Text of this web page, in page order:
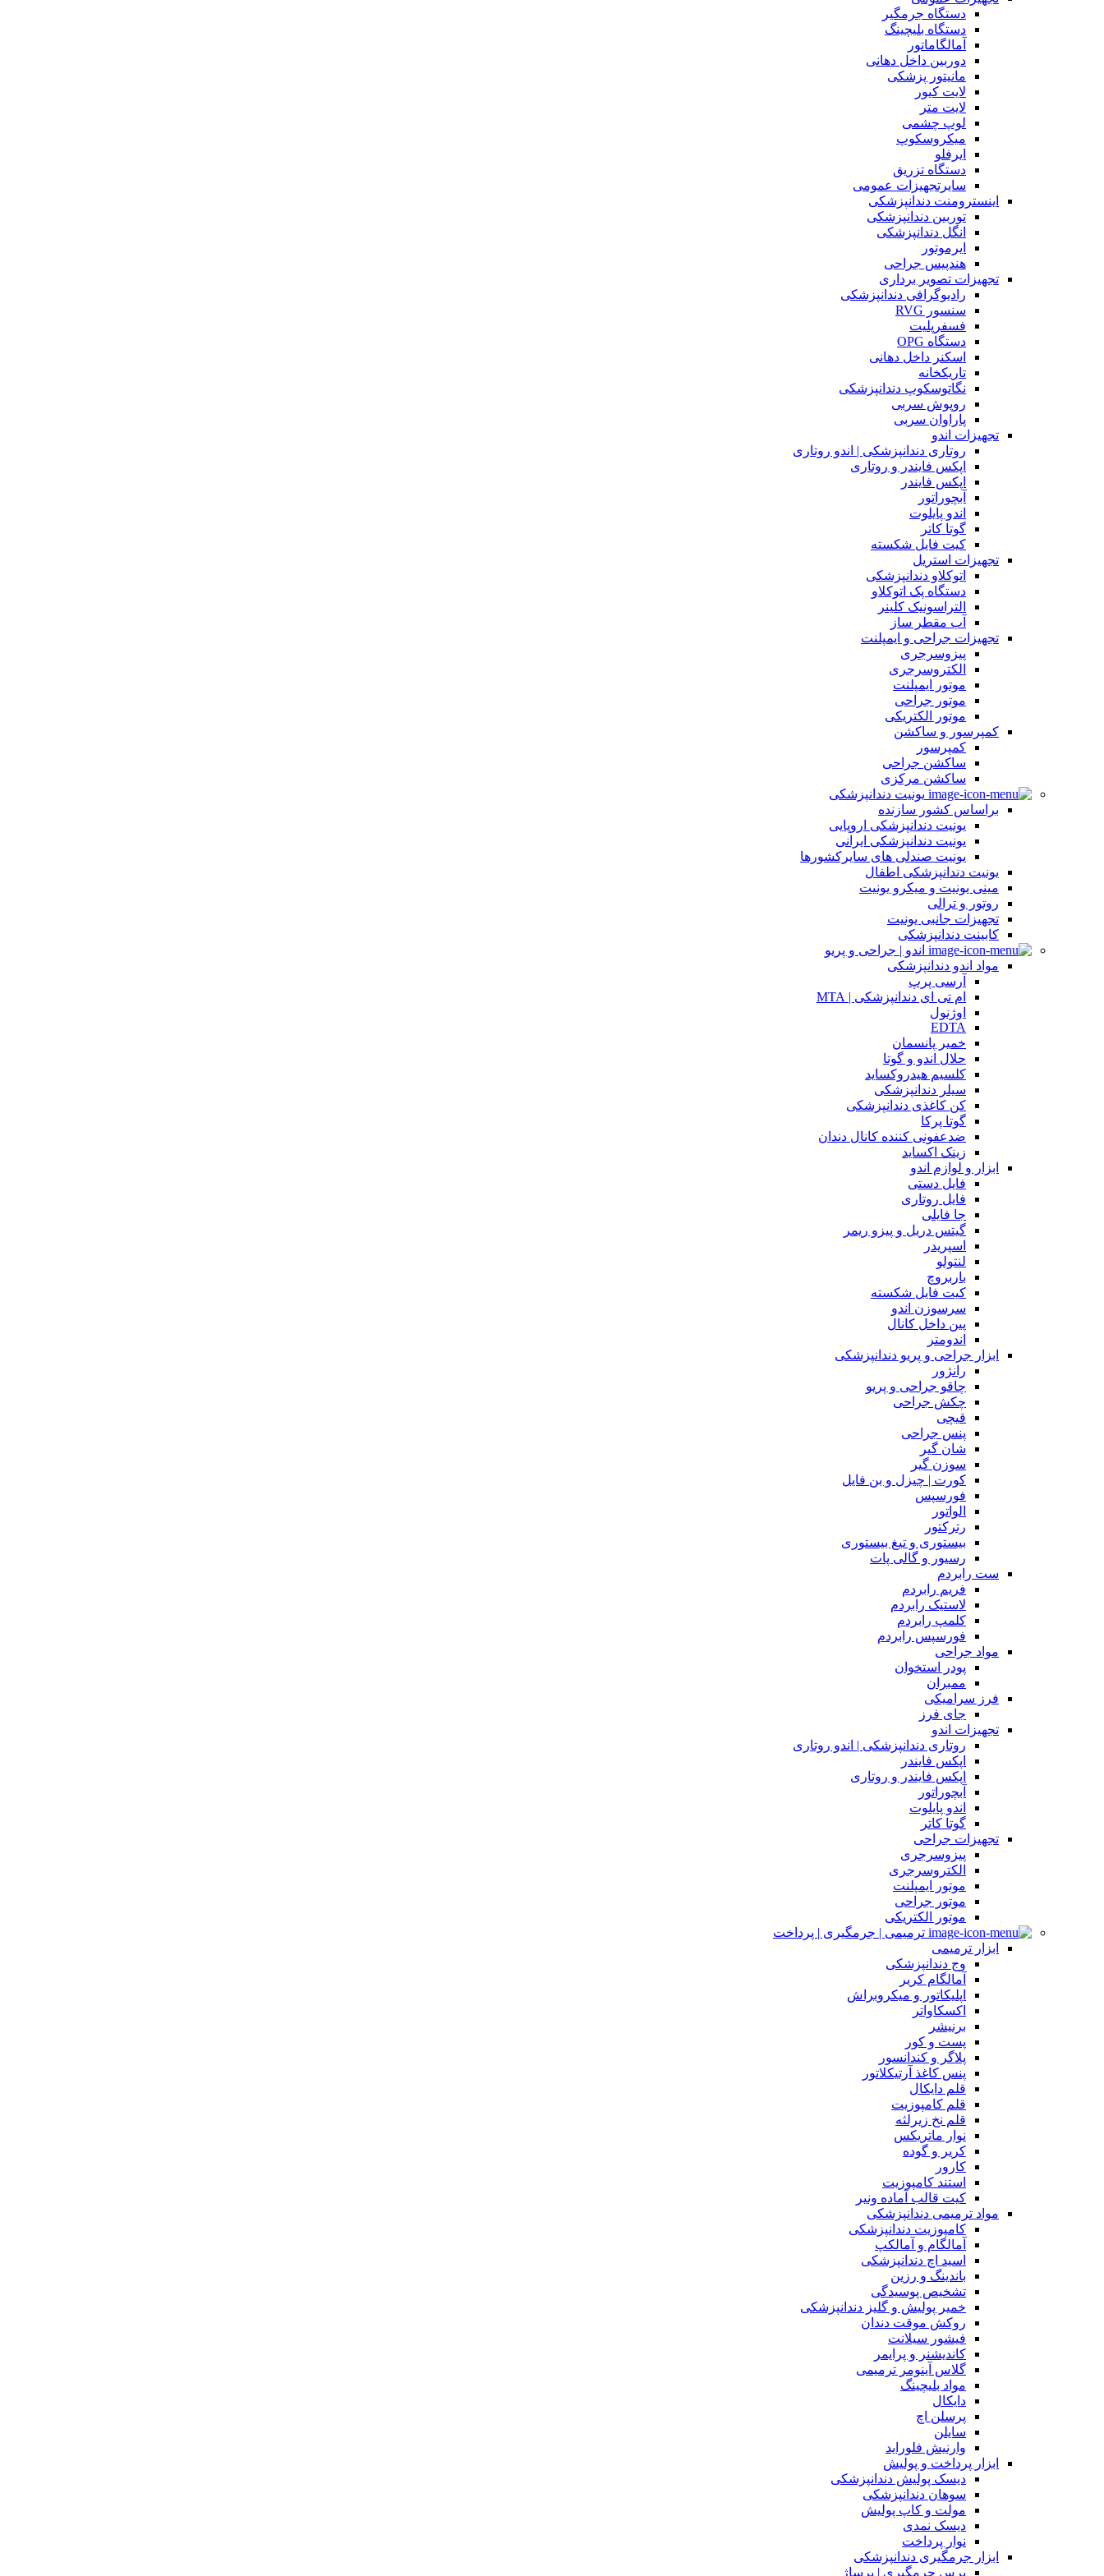
دستگاه جرمگیر
دستگاه بلیچینگ
آمالگاماتور
دوربین داخل دهانی
مانیتور پزشکی
لایت کیور
لایت متر
لوپ چشمی
میکروسکوپ
ایرفلو
دستگاه تزریق
سایرتجهیزات عمومی
اینسترومنت دندانپزشکی
توربین دندانپزشکی
انگل دندانپزشکی
ایرموتور
هندپیس جراحی
تجهیزات تصویر برداری
رادیوگرافی دندانپزشکی
سنسور RVG
فسفرپلیت
دستگاه OPG
اسکنر داخل دهانی
تاریکخانه
نگاتوسکوپ دندانپزشکی
روپوش سربی
پاراوان سربی
تجهیزات اندو
روتاری دندانپزشکی | اندو روتاری
اپکس فایندر و روتاری
اپکس فایندر
آبچوراتور
اندو پایلوت
گوتا کاتر
کیت فایل شکسته
تجهیزات استریل
اتوکلاو دندانپزشکی
دستگاه پک اتوکلاو
التراسونیک کلینر
آب مقطر ساز
تجهیزات جراحی و ایمپلنت
پیزوسرجری
الکتروسرجری
موتور ایمپلنت
موتور جراحی
موتور الکتریکی
کمپرسور و ساکشن
کمپرسور
ساکشن جراحی
ساکشن مرکزی
یونیت دندانپزشکی
براساس کشور سازنده
یونیت دندانپزشکی اروپایی
يونيت دندانپزشکی ایرانی
يونيت صندلی های سایرکشورها
یونیت دندانپزشکی اطفال
مینی یونیت و میکرو یونیت
روتور و ترالی
تجهیزات جانبی یونیت
کابینت دندانپزشکی
اندو | جراحی و پریو
مواد اندو دندانپزشکی
آرسی پرپ
ام تی ای دندانپزشکی | MTA
اوژنول
EDTA
خمیر پانسمان
حلال اندو و گوتا
کلسیم هیدروکساید
سیلر دندانپزشکی
کن کاغذی دندانپزشکی
گوتا پرکا
ضدعفونی کننده کانال دندان
زینک اکساید
ابزار و لوازم اندو
فایل دستی
فایل روتاری
جا فایلی
گیتس دریل و پیزو ریمر
اسپریدر
لنتولو
باربروچ
کیت فایل شکسته
سرسوزن اندو
پین داخل کانال
اندومتر
ابزار جراحی و پریو دندانپزشکی
رانژور
چاقو جراحی و پریو
چکش جراحی
قیچی
پنس جراحی
شان گیر
سوزن گیر
کورت | چیزل و بن فایل
فورسپس
الواتور
رترکتور
بیستوری و تیغ بیستوری
رسیور و گالی پات
ست رابردم
فریم رابردم
لاستیک رابردم
کلمپ رابردم
فورسپس رابردم
مواد جراحی
پودر استخوان
ممبران
فرز سرامیکی
جای فرز
تجهیزات اندو
روتاری دندانپزشکی | اندو روتاری
اپکس فایندر
اپکس فایندر و روتاری
آبچوراتور
اندو پایلوت
گوتا کاتر
تجهیزات جراحی
پیزوسرجری
الکتروسرجری
موتور ایمپلنت
موتور جراحی
موتور الکتریکی
ترمیمی | جرمگیری | پرداخت
ابزار ترمیمی
وج دندانپزشکی
آمالگام کریر
اپلیکاتور و میکروبراش
اکسکاواتر
برنیشر
پست و کور
پلاگر و کندانسور
پنس کاغذ آرتیکلاتور
قلم دایکال
قلم کامپوزیت
قلم نخ زیرلثه
نوار ماتریکس
کریر و گوده
کارور
استند کامپوزیت
کیت قالب آماده ونیر
مواد ترمیمی دندانپزشکی
کامپوزیت دندانپزشکی
آمالگام و آمالکپ
اسید اچ دندانپزشکی
باندینگ و رزین
تشخیص پوسیدگی
خمیر پولیش و گلیز دندانپزشکی
روکش موقت دندان
فیشور سیلانت
کاندیشنر و پرایمر
گلاس آینومر ترمیمی
مواد بلیچینگ
دایکال
پرسلن اچ
سایلن
وارنیش فلوراید
ابزار پرداخت و پولیش
دیسک پولیش دندانپزشکی
سوهان دندانپزشکی
مولت و کاپ پولیش
دیسک نمدی
نوار پرداخت
ابزار جرمگیری دندانپزشکی
برس جرمگیری | برساژ